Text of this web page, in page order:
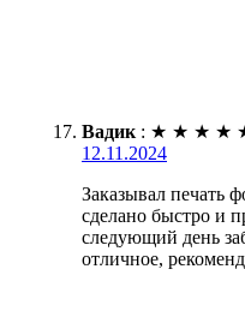
Вадик : ★ ★ ★ ★
12.11.2024
Заказывал печать
сделано быстро и
следующий день
отличное,